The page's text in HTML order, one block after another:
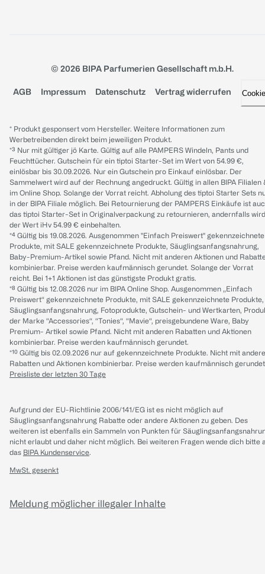
© 2026 BIPA Parfumerien Gesellschaft m.b.H.
AGB Impressum Datenschutz Vertrag widerrufen
* Produkt gesponsert vom Hersteller. Weitere Informationen zum
Werbetreibenden direkt beim jeweiligen Produkt.
*³ Nur mit gültiger jö Karte. Gültig auf alle PAMPERS Windeln, Pants und
Feuchttücher. Gutschein für ein tiptoi Starter-Set im Wert von 54.99 €,
einlösbar bis 30.09.2026. Nur ein Gutschein pro Einkauf einlösbar. Der
Sammelwert wird auf der Rechnung angedruckt. Gültig in allen BIPA Filialen
im Online Shop. Solange der Vorrat reicht. Abholung des tiptoi Starter Sets
in der BIPA Filiale möglich. Bei Retournierung der PAMPERS Einkäufe ist
das tiptoi Starter-Set in Originalverpackung zu retournieren, andernfalls wird
der Wert iHv 54.99 € einbehalten.
*⁴ Gültig bis 19.08.2026. Ausgenommen "Einfach Preiswert" gekennzeichnete
Produkte, mit SALE gekennzeichnete Produkte, Säuglingsanfangsnahrung,
Baby-Premium-Artikel sowie Pfand. Nicht mit anderen Aktionen und
kombinierbar. Preise werden kaufmännisch gerundet. Solange der Vorrat
reicht. Bei 1+1 Aktionen ist das günstigste Produkt gratis.
*⁸ Gültig bis 12.08.2026 nur im BIPA Online Shop. Ausgenommen „Einfach
Preiswert“ gekennzeichnete Produkte, mit SALE gekennzeichnete Produkte,
Säuglingsanfangsnahrung, Fotoprodukte, Gutschein- und Wertkarten,
der Marke “Accessories“, “Tonies“, “Mavie“, preisgebundene Ware, Baby
Premium- Artikel sowie Pfand. Nicht mit anderen Rabatten und Aktionen
kombinierbar. Preise werden kaufmännisch gerundet.
*¹⁰ Gültig bis 02.09.2026 nur auf gekennzeichnete Produkte. Nicht mit
Rabatten und Aktionen kombinierbar. Preise werden kaufmännisch
Preisliste der letzten 30 Tage
Aufgrund der EU-Richtlinie 2006/141/EG ist es nicht möglich auf
Säuglingsanfangsnahrung Rabatte oder andere Aktionen zu geben. Des
weiteren ist ebenfalls ein Sammeln von Punkten für
nicht erlaubt und daher nicht möglich. Bei weiteren Fragen wende dich bitte
das BIPA Kundenservice.
MwSt. gesenkt
Meldung möglicher illegaler Inhalte